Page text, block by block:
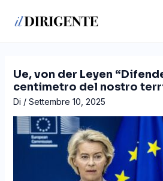
Ue, von der Leyen
centimetro del nostro
Di / Settembre 10, 2025
articoli